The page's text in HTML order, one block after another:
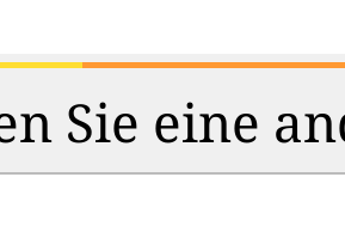
Sie eine